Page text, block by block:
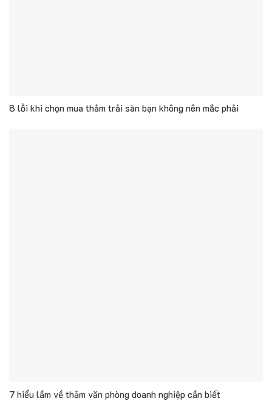
8 lỗi khi chọn mua thảm trải sàn bạn không nên mắc phải
7 hiểu lầm về thảm văn phòng doanh nghiệp cần biết